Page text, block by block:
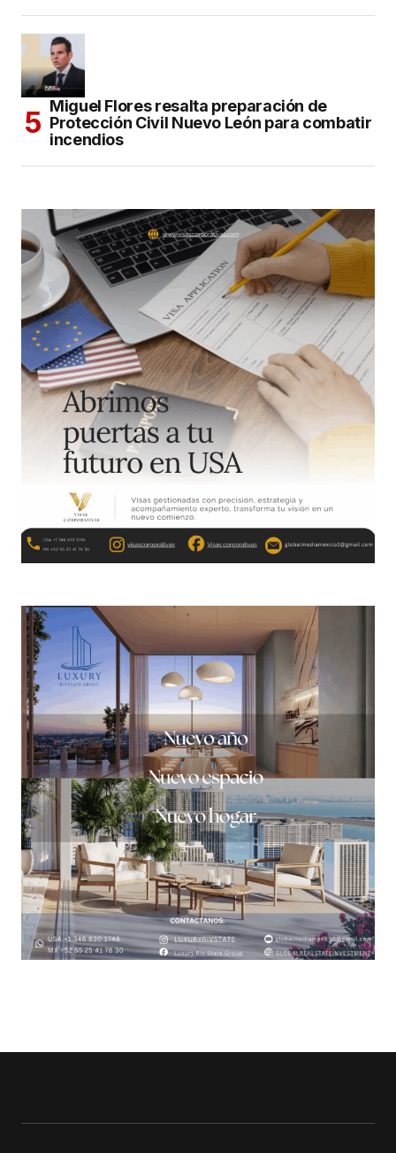
Miguel Flores resalta preparación de
Protección Civil Nuevo León para combatir
incendios